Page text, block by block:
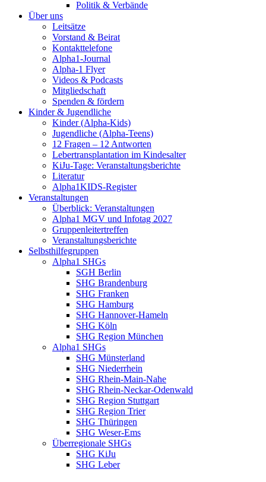
Politik & Verbände
Über uns
Leitsätze
Vorstand & Beirat
Kontakttelefone
Alpha1-Journal
Alpha-1 Flyer
Videos & Podcasts
Mitgliedschaft
Spenden & fördern
Kinder & Jugendliche
Kinder (Alpha-Kids)
Jugendliche (Alpha-Teens)
12 Fragen – 12 Antworten
Lebertransplantation im Kindesalter
KiJu-Tage: Veranstaltungsberichte
Literatur
Alpha1KIDS-Register
Veranstaltungen
Überblick: Veranstaltungen
Alpha1 MGV und Infotag 2027
Gruppenleitertreffen
Veranstaltungsberichte
Selbsthilfegruppen
Alpha1 SHGs
SGH Berlin
SHG Brandenburg
SHG Franken
SHG Hamburg
SHG Hannover-Hameln
SHG Köln
SHG Region München
Alpha1 SHGs
SHG Münsterland
SHG Niederrhein
SHG Rhein-Main-Nahe
SHG Rhein-Neckar-Odenwald
SHG Region Stuttgart
SHG Region Trier
SHG Thüringen
SHG Weser-Ems
Überregionale SHGs
SHG KiJu
SHG Leber